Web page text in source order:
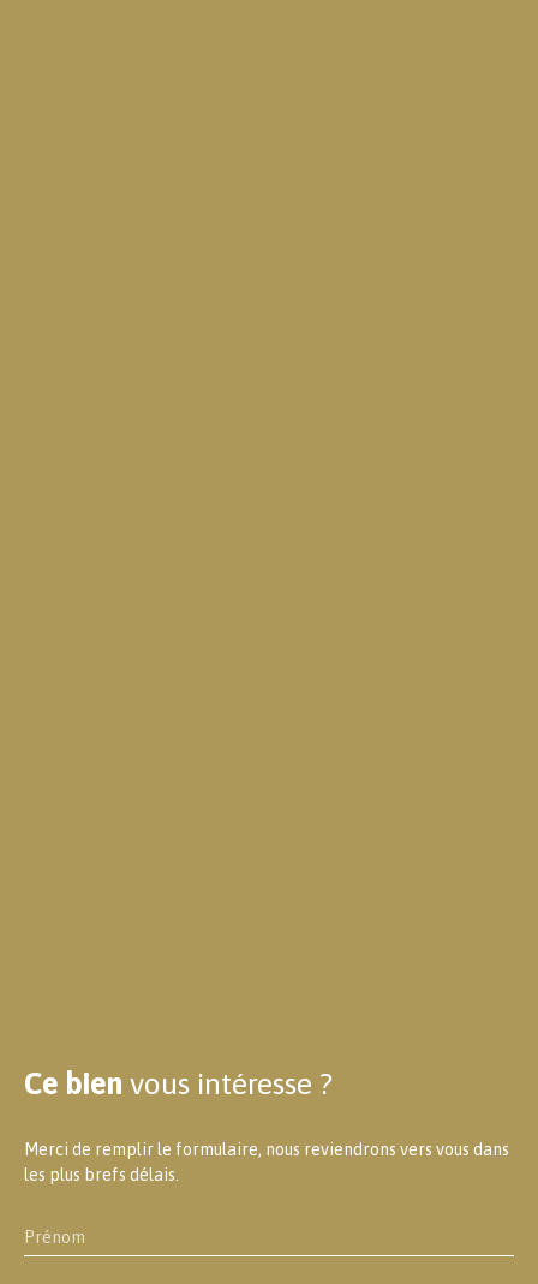
Ce bien vous intéresse ?
Merci de remplir le formulaire, nous reviendrons vers vous dans
les plus brefs délais.
Prénom